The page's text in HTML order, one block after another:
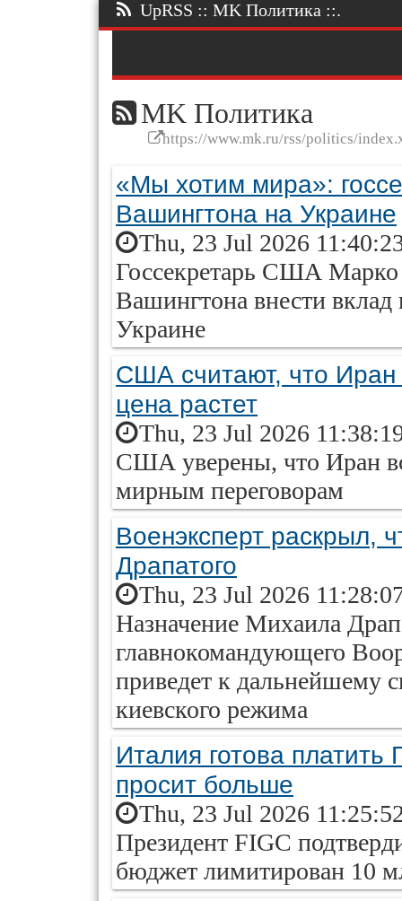
UpRSS :: MK Политика ::.
MK Политика
https://www.mk.ru/rss/politics/
«Мы хотим мира»:
Вашингтона на Украине
Thu, 23 Jul 2026
Госсекретарь США Марко
Вашингтона внести вклад
Украине
США считают, что Иран
цена растет
Thu, 23 Jul 2026
США уверены, что Иран
мирным переговорам
Военэксперт раскрыл,
Драпатого
Thu, 23 Jul 2026
Назначение Михаила
главнокомандующего
приведет к дальнейшему
киевского режима
Италия готова
просит больше
Thu, 23 Jul 2026
Президент FIGC
бюджет лимитирован 10